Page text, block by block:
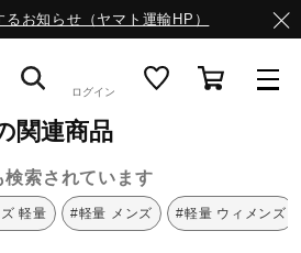
お知らせ（ヤマト運輸HP）
ルウエア
ログイン
関連商品
検索されています
軽量 #軽量 メンズ #軽量 ウィメンズ